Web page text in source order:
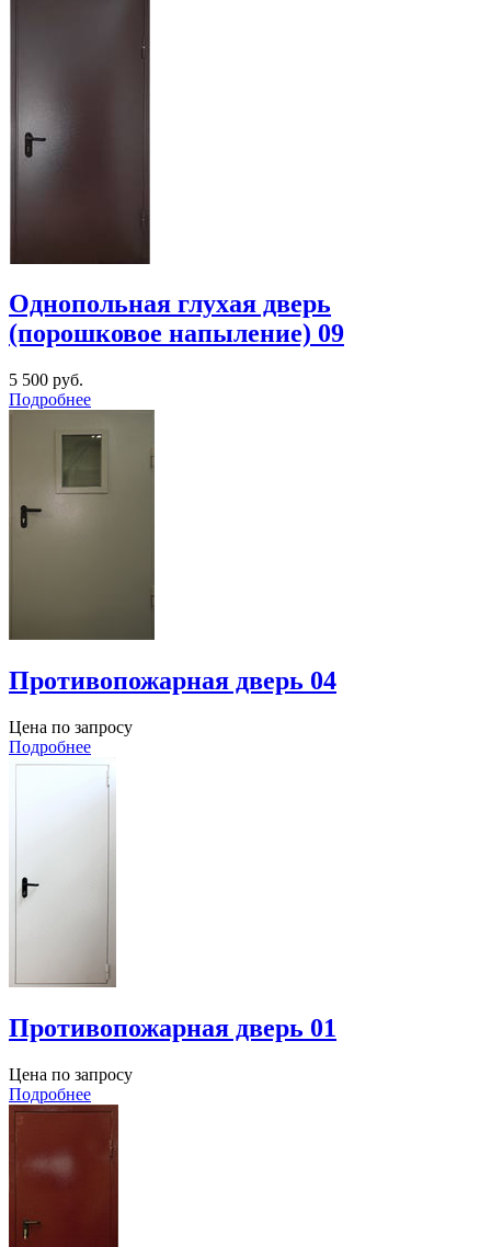
Однопольная глухая дверь
(порошковое напыление) 09
5 500 руб.
Подробнее
Противопожарная дверь 04
Цена по запросу
Подробнее
Противопожарная дверь 01
Цена по запросу
Подробнее